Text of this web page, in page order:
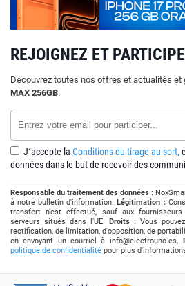
REJOIGNEZ ET
Découvrez toutes nos offres et actualités et
MAX 256GB.
J´accepte la Conditions du tirage au sort,
données dans le but de recevoir des
Responsable du traitement des données :
à notre bulletin d'information.Légitimation :
transfert n'est effectué, sauf aux
serveurs situés dans l'UE. Droits : Vous
rectification, de limitation, d'opposition, de
en envoyant un courriel à info@electrouno.es.
politique de confidentialité pour plus